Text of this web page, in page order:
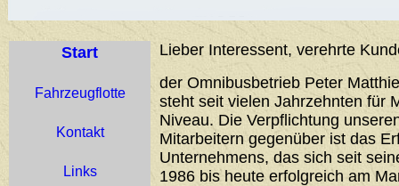
Start
Fahrzeugflotte
Kontakt
Links
Lieber Interessent, verehrte
der Omnibusbetrieb Peter
steht seit vielen Jahrzehnten für
Niveau. Die Verpflichtung
Mitarbeitern gegenüber ist das
Unternehmens, das sich seit
1986 bis heute erfolgreich am